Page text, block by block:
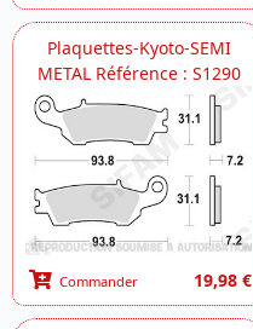
Plaquettes-Kyoto-SEMI
METAL Référence : S1290
Commander 19,98 €